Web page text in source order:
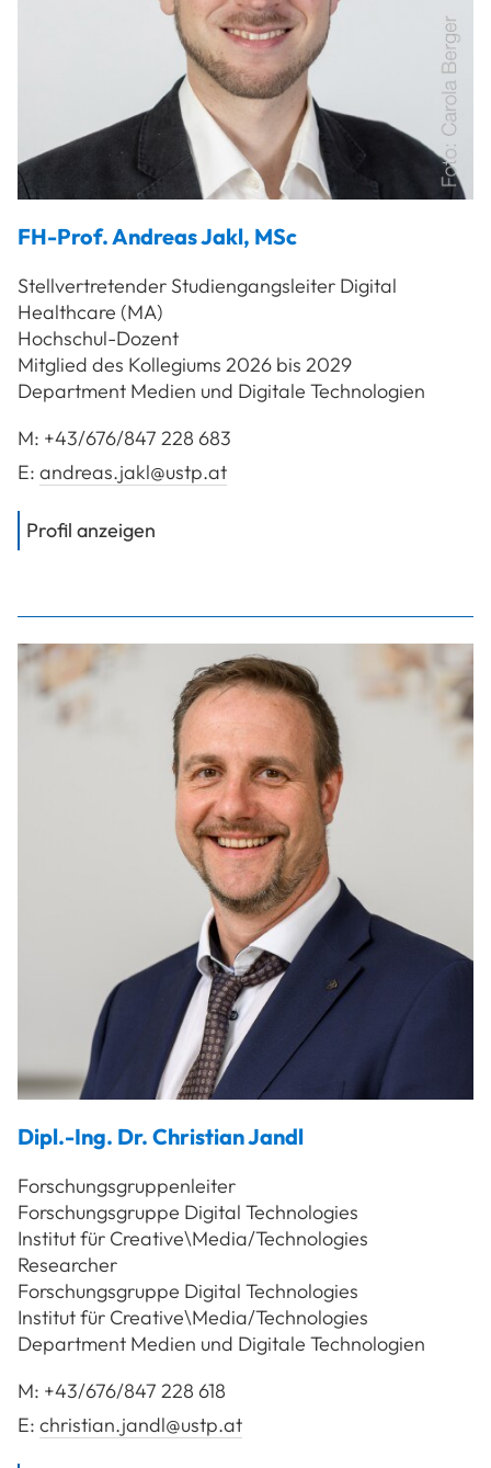
FH-Prof.AndreasJakl, MSc
Stellvertretender Studiengangsleiter Digital
Healthcare (MA)
Hochschul-Dozent
Mitglied des Kollegiums 2026 bis 2029
Department Medien und Digitale Technologien
M: +43/676/847 228 683
E: andreas.jakl@ustp.at
Profil anzeigen
Dipl.-Ing. Dr. ChristianJandl
Forschungsgruppenleiter
Forschungsgruppe Digital Technologies
Institut für Creative\Media/Technologies
Researcher
Forschungsgruppe Digital Technologies
Institut für Creative\Media/Technologies
Department Medien und Digitale Technologien
M: +43/676/847 228 618
E: christian.jandl@ustp.at